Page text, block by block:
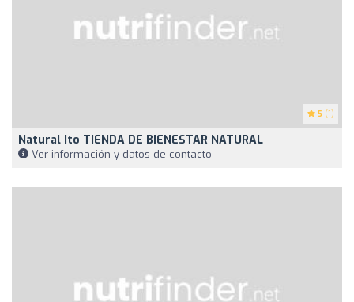
5 (1)
Natural Ito TIENDA DE BIENESTAR NATURAL
Ver información y datos de contacto